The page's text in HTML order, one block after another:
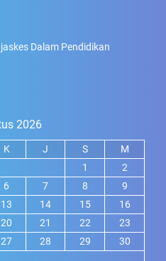
Dalam Pendidikan
2026
K J S
M
1
2
6 7 8
9
13 14 15
16
20 21 22
23
27 28 29
30